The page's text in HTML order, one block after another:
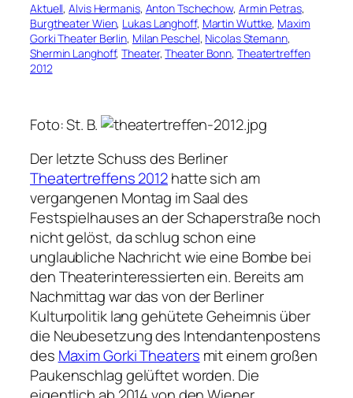
Aktuell, Alvis Hermanis, Anton Tschechow, Armin Petras
Burgtheater Wien, Lukas Langhoff, Martin Wuttke, Maxim
Gorki Theater Berlin, Milan Peschel, Nicolas Stemann
Shermin Langhoff, Theater, Theater Bonn, Theatertreffen
2012
Foto: St. B.
Der letzte Schuss des Berliner
Theatertreffens 2012hatte sich am
vergangenen Montag im Saal des
Festspielhauses an der Schaperstraße noch
nicht gelöst, da schlug schon eine
unglaubliche Nachricht wie eine Bombe bei
den Theaterinteressierten ein. Bereits am
Nachmittag war das von der Berliner
Kulturpolitik lang gehütete Geheimnis über
die Neubesetzung des Intendantenpostens
des Maxim Gorki Theaters mit einem großen
Paukenschlag gelüftet worden. Die